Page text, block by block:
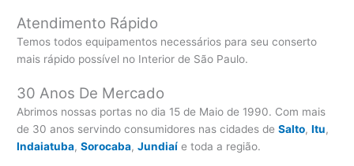
Atendimento Rápido
Temos todos equipamentos necessários para seu conserto
mais rápido possível no Interior de São Paulo.
30 Anos De Mercado
Abrimos nossas portas no dia 15 de Maio de 1990. Com mais
de 30 anos servindo consumidores nas cidades deSalto,Itu,
Indaiatuba,Sorocaba,Jundiaí e toda a região.